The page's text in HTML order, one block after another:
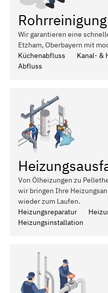
Rohrreinigung
Wir garantieren eine
Etzham, Oberbayern mit
Küchenabfluss
Kanal- &
Abfluss
Von Ölheizungen zu
wir bringen Ihre
wieder zum Laufen.
Heizungsreparatur
Heizungsinstallation